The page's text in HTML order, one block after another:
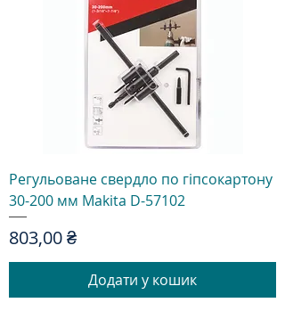
Регульоване свердло по гіпсокартону
30-200 мм Makita D-57102
Ціна
803,00 ₴
Додати у кошик